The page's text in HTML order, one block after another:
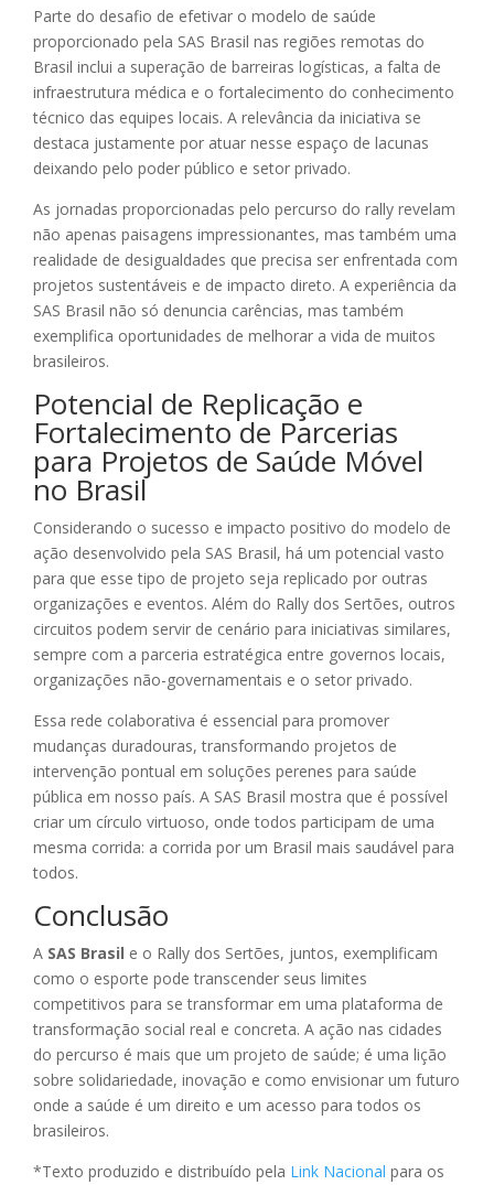
Parte do desafio de efetivar o modelo de saúde
proporcionado pela SAS Brasil nas regiões remotas do
Brasil inclui a superação de barreiras logísticas, a falta de
infraestrutura médica e o fortalecimento do conhecimento
técnico das equipes locais. A relevância da iniciativa se
destaca justamente por atuar nesse espaço de lacunas
deixando pelo poder público e setor privado.
As jornadas proporcionadas pelo percurso do rally revelam
não apenas paisagens impressionantes, mas também uma
realidade de desigualdades que precisa ser enfrentada com
projetos sustentáveis e de impacto direto. A experiência da
SAS Brasil não só denuncia carências, mas também
exemplifica oportunidades de melhorar a vida de muitos
brasileiros.
Potencial de Replicação e
Fortalecimento de Parcerias
para Projetos de Saúde Móvel
no Brasil
Considerando o sucesso e impacto positivo do modelo de
ação desenvolvido pela SAS Brasil, há um potencial vasto
para que esse tipo de projeto seja replicado por outras
organizações e eventos. Além do Rally dos Sertões, outros
circuitos podem servir de cenário para iniciativas similares,
sempre com a parceria estratégica entre governos locais,
organizações não-governamentais e o setor privado.
Essa rede colaborativa é essencial para promover
mudanças duradouras, transformando projetos de
intervenção pontual em soluções perenes para saúde
pública em nosso país. A SAS Brasil mostra que é possível
criar um círculo virtuoso, onde todos participam de uma
mesma corrida: a corrida por um Brasil mais saudável para
todos.
Conclusão
A SAS Brasil e o Rally dos Sertões, juntos, exemplificam
como o esporte pode transcender seus limites
competitivos para se transformar em uma plataforma de
transformação social real e concreta. A ação nas cidades
do percurso é mais que um projeto de saúde; é uma lição
sobre solidariedade, inovação e como envisionar um futuro
onde a saúde é um direito e um acesso para todos os
brasileiros.
*Texto produzido e distribuído pela Link Nacional para os